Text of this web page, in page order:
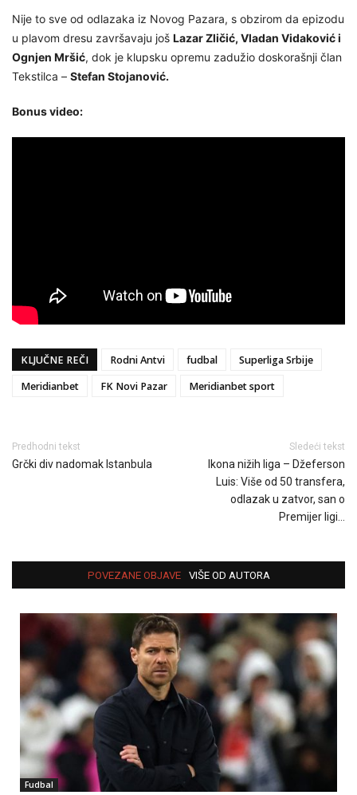
Nije to sve od odlazaka iz Novog Pazara, s obzirom da epizodu
u plavom dresu završavaju još Lazar Zličić, Vladan Vidaković i
Ognjen Mršić, dok je klupsku opremu zadužio doskorašnji član
Tekstilca – Stefan Stojanović.
Bonus video:
KLJUČNE REČI Rodni Antvi fudbal
Superliga Srbije
Meridianbet
FK Novi Pazar Meridianbet sport
Predhodni tekst
Grčki div nadomak Istanbula
Sledeći tekst
Ikona nižih liga – Džeferson
Luis: Više od 50 transfera,
odlazak u zatvor, san o
Premijer ligi…
POVEZANE OBJAVE VIŠE OD AUTORA
Fudbal